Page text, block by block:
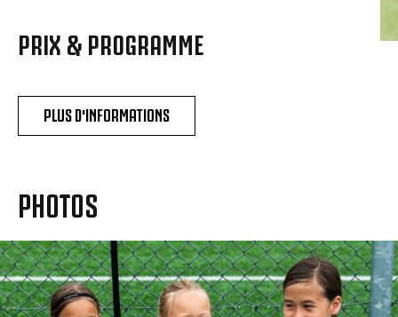
PRIX & PROGRAMME
PLUS D'INFORMATIONS
PHOTOS